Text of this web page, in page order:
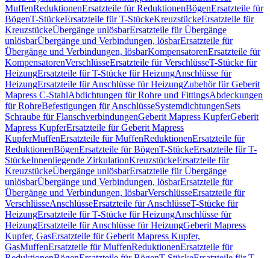
MuffenReduktionenErsatzteile für ReduktionenBögenErsatzteile für
BögenT-StückeErsatzteile für T-StückeKreuzstückeErsatzteile für
KreuzstückeÜbergänge unlösbarErsatzteile für Übergänge
unlösbarÜbergänge und Verbindungen, lösbarErsatzteile für
Übergänge und Verbindungen, lösbarKompensatorenErsatzteile für
KompensatorenVerschlüsseErsatzteile für VerschlüsseT-Stücke für
HeizungErsatzteile für T-Stücke für HeizungAnschlüsse für
HeizungErsatzteile für Anschlüsse für HeizungZubehör für Geberit
Mapress C-StahlAbdichtungen für Rohre und FittingsAbdeckungen
für RohreBefestigungen für AnschlüsseSystemdichtungenSets
Schraube für FlanschverbindungenGeberit Mapress KupferGeberit
Mapress KupferErsatzteile für Geberit Mapress
KupferMuffenErsatzteile für MuffenReduktionenErsatzteile für
ReduktionenBögenErsatzteile für BögenT-StückeErsatzteile für T-
StückeInnenliegende ZirkulationKreuzstückeErsatzteile für
KreuzstückeÜbergänge unlösbarErsatzteile für Übergänge
unlösbarÜbergänge und Verbindungen, lösbarErsatzteile für
Übergänge und Verbindungen, lösbarVerschlüsseErsatzteile für
VerschlüsseAnschlüsseErsatzteile für AnschlüsseT-Stücke für
HeizungErsatzteile für T-Stücke für HeizungAnschlüsse für
HeizungErsatzteile für Anschlüsse für HeizungGeberit Mapress
Kupfer, GasErsatzteile für Geberit Mapress Kupfer,
GasMuffenErsatzteile für MuffenReduktionenErsatzteile für